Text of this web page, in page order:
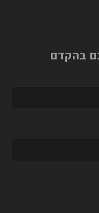
בהקדם